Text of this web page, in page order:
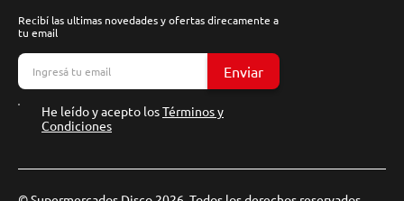
Recibí las ultimas novedades y ofertas direcamente a
tu email
Enviar
He leído y acepto losTérminos y
Condiciones